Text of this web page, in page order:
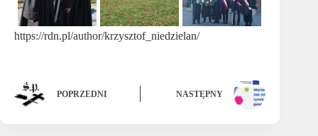
https://rdn.pl/author/krzysztof_niedzielan/
POPRZEDNI NASTĘPNY